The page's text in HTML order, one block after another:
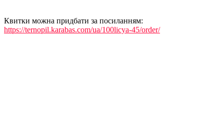
Квитки можна придбати за посиланням:
https://ternopil.karabas.com/ua/100licya-45/order/